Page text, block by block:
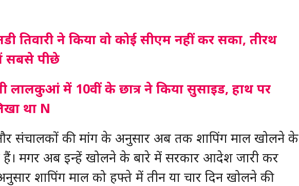
तिवारी ने किया वो कोई सीएम नहीं कर सका, तीरथ
सबसे पीछे
लालकुआं में 10वीं के छात्र ने किया सुसाइड, हाथ पर
था N
संचालकों की मांग के अनुसार अब तक शापिंग माल खोलने के
मगर अब इन्हें खोलने के बारे में सरकार आदेश जारी कर
शापिंग माल को हफ्ते में तीन या चार दिन खोलने की